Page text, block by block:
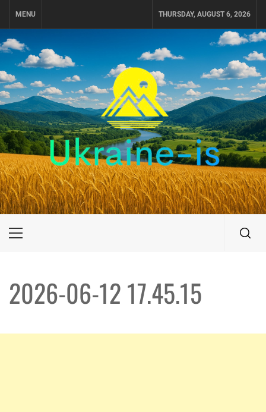
MENU THURSDAY, AUGUST 6, 2026
UKRAINE-IS
ПОДОРОЖI ПО УКРАЇНІ
Primary
2026-06-12 17.45.15